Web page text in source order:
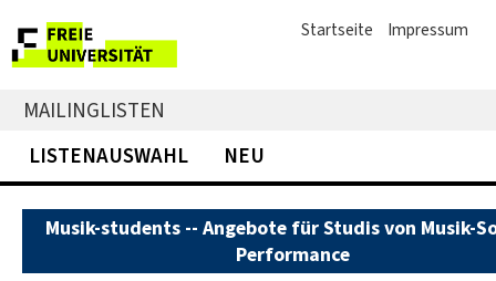
Startseite Impressum
MAILINGLISTEN
LISTENAUSWAHL
NEU
Musik-students -- Angebote für Studis von Musik-
Performance